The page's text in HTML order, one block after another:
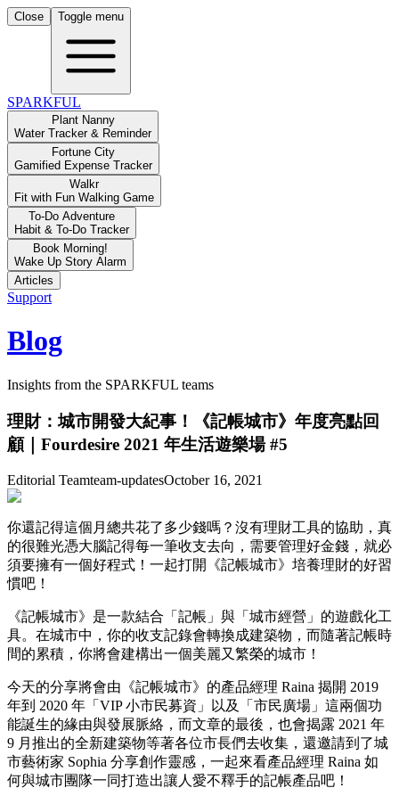
Close Toggle menu
SPARKFUL
Plant Nanny
Water Tracker & Reminder
Fortune City
Gamified Expense Tracker
Walkr
Fit with Fun Walking Game
To-Do Adventure
Habit & To-Do Tracker
Book Morning!
Wake Up Story Alarm
Articles
Support
Blog
Insights from the SPARKFUL teams
理財：城市開發大紀事！《記帳城市》年度亮點回
顧｜Fourdesire 2021 年生活遊樂場 #5
Editorial Teamteam-updatesOctober 16, 2021
你還記得這個月總共花了多少錢嗎？沒有理財工具的協助，真
的很難光憑大腦記得每一筆收支去向，需要管理好金錢，就必
須要擁有一個好程式！一起打開《記帳城市》培養理財的好習
慣吧！
《記帳城市》是一款結合「記帳」與「城市經營」的遊戲化工
具。在城市中，你的收支記錄會轉換成建築物，而隨著記帳時
間的累積，你將會建構出一個美麗又繁榮的城市！
今天的分享將會由《記帳城市》的產品經理 Raina 揭開 2019
年到 2020 年「VIP 小市民募資」以及「市民廣場」這兩個功
能誕生的緣由與發展脈絡，而文章的最後，也會揭露 2021 年
9 月推出的全新建築物等著各位市長們去收集，還邀請到了城
市藝術家 Sophia 分享創作靈感，一起來看產品經理 Raina 如
何與城市團隊一同打造出讓人愛不釋手的記帳產品吧！